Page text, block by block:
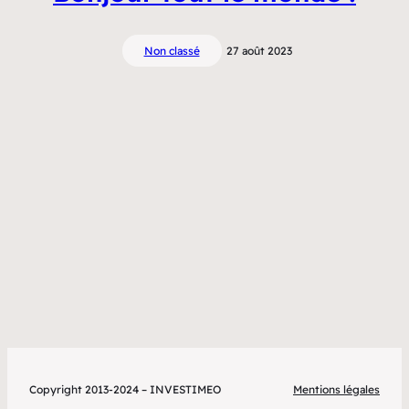
Non classé 27 août 2023
Copyright 2013-2024 – INVESTIMEO Mentions légales